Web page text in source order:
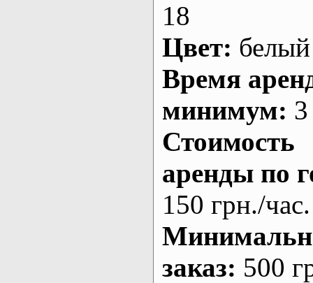
18
Цвет: белый
Время
минимум:
Стоимость
аренды по
150 грн./час.
заказ: 500